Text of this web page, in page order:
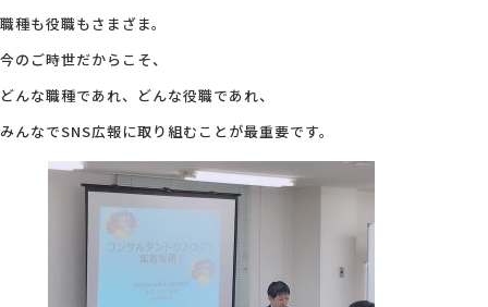
職種も役職もさまざま。
今のご時世だからこそ、
どんな職種であれ、どんな役職であれ、
みんなでSNS広報に取り組むことが最重要です。